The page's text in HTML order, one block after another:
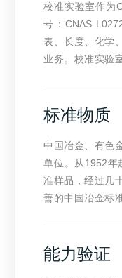
室”、“工业（特
实验室”三个国家
监督检验检疫总
机构、型式试验
等技术支撑单位。
校准实验室作为
号：CNAS
表、长度、化学
业务。校准实验
研制等。目前所
TM标准、ASME
标准物质
中国冶金、有色
单位。从1952年
准样品，经过几
善的中国冶金标
标准样品行业中
能力验证